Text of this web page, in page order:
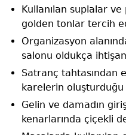
Kullanılan suplalar
golden tonlar tercih
Organizasyon
salonu oldukça
Satranç tahtasından
karelerin
Gelin ve damadın
kenarlarında çiçekli